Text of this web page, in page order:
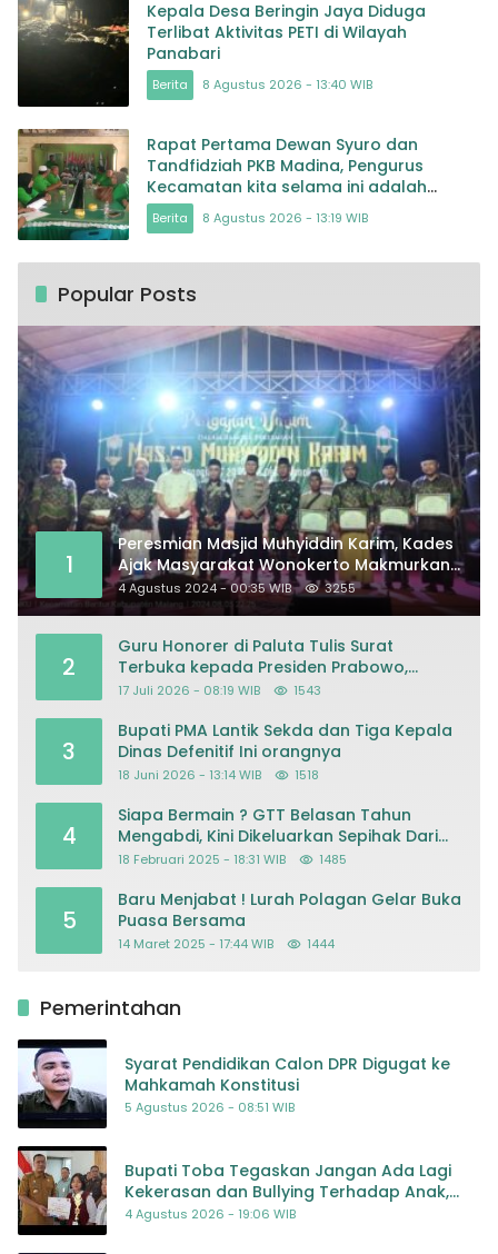
Kepala Desa Beringin Jaya Diduga
Terlibat Aktivitas PETI di Wilayah
Panabari
Berita 8 Agustus 2026 - 13:40 WIB
Rapat Pertama Dewan Syuro dan
Tandfidziah PKB Madina, Pengurus
Kecamatan kita selama ini adalah
Tokoh
Berita 8 Agustus 2026 - 13:19 WIB
Popular Posts
1
Peresmian Masjid Muhyiddin Karim, Kades
Ajak Masyarakat Wonokerto Makmurkan
Masjid
4 Agustus 2024 - 00:35 WIB 3255
2
Guru Honorer di Paluta Tulis Surat
Terbuka kepada Presiden Prabowo,
Mohon Keadilan atas Dugaan
17 Juli 2026 - 08:19 WIB 1543
3
Bupati PMA Lantik Sekda dan Tiga Kepala
Dinas Defenitif Ini orangnya
18 Juni 2026 - 13:14 WIB 1518
4
Siapa Bermain ? GTT Belasan Tahun
Mengabdi, Kini Dikeluarkan Sepihak Dari
Dapodik
18 Februari 2025 - 18:31 WIB 1485
5
Baru Menjabat ! Lurah Polagan Gelar Buka
Puasa Bersama
14 Maret 2025 - 17:44 WIB 1444
Pemerintahan
Syarat Pendidikan Calon DPR Digugat ke
Mahkamah Konstitusi
5 Agustus 2026 - 08:51 WIB
Bupati Toba Tegaskan Jangan Ada Lagi
Kekerasan dan Bullying Terhadap Anak,
Dorong Kolaborasi Seluruh Pihak
4 Agustus 2026 - 19:06 WIB